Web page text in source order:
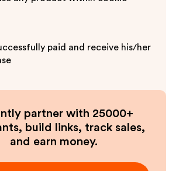
paid and receive his/her
partner with 25000+
build links, track sales,
and earn money.